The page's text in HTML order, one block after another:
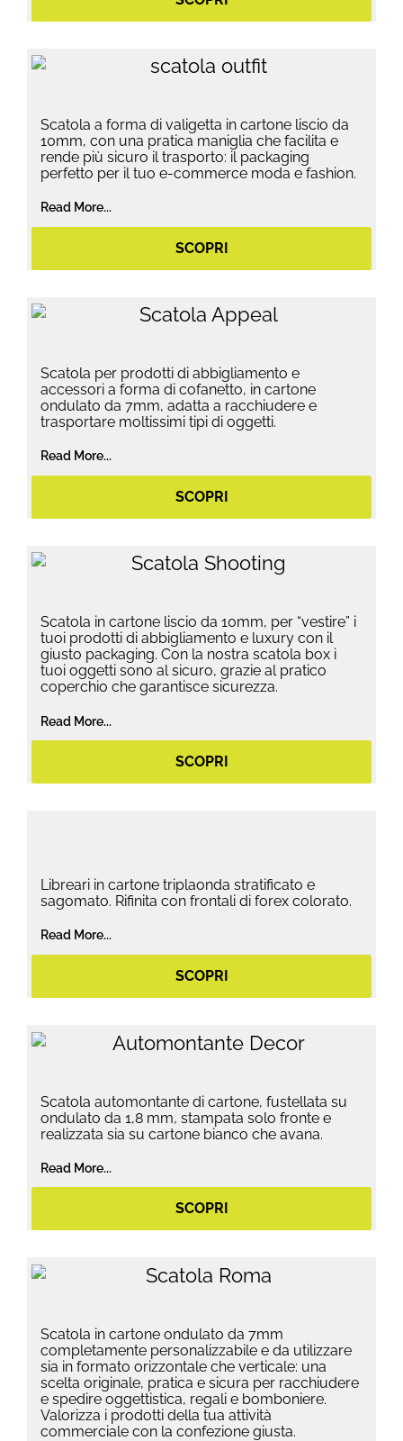
Scatola a forma di valigetta in cartone liscio da
10mm, con una pratica maniglia che facilita e
rende più sicuro il trasporto: il packaging
perfetto per il tuo e-commerce moda e fashion.
Read More...
SCOPRI
Scatola per prodotti di abbigliamento e
accessori a forma di cofanetto, in cartone
ondulato da 7mm, adatta a racchiudere e
trasportare moltissimi tipi di oggetti.
Read More...
SCOPRI
Scatola in cartone liscio da 10mm, per “vestire” i
tuoi prodotti di abbigliamento e luxury con il
giusto packaging. Con la nostra scatola box i
tuoi oggetti sono al sicuro, grazie al pratico
coperchio che garantisce sicurezza.
Read More...
SCOPRI
Libreari in cartone triplaonda stratificato e
sagomato. Rifinita con frontali di forex colorato.
Read More...
SCOPRI
Scatola automontante di cartone, fustellata su
ondulato da 1,8 mm, stampata solo fronte e
realizzata sia su cartone bianco che avana.
Read More...
SCOPRI
Scatola in cartone ondulato da 7mm
completamente personalizzabile e da utilizzare
sia in formato orizzontale che verticale: una
scelta originale, pratica e sicura per racchiudere
e spedire oggettistica, regali e bomboniere.
Valorizza i prodotti della tua attività
commerciale con la confezione giusta.